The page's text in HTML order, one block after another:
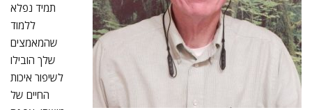
תמיד נפלא
ללמוד
שהמאמצים
שלך הובילו
לשיפור איכות
החיים של